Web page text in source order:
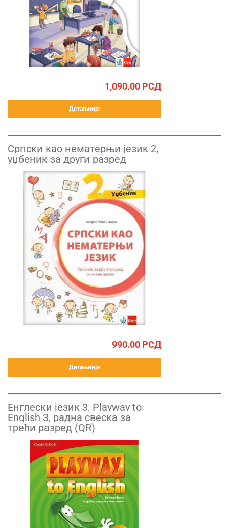
1,090.00 РСД
Детаљније
Српски као нематерњи језик 2,
уџбеник за други разред
990.00 РСД
Детаљније
Енглески језик 3, Playway to
English 3, радна свеска за
трећи разред (QR)